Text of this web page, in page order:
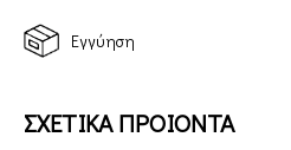
Εγγύηση
ΣΧΕΤΙΚΑ ΠΡΟΙΟΝΤΑ